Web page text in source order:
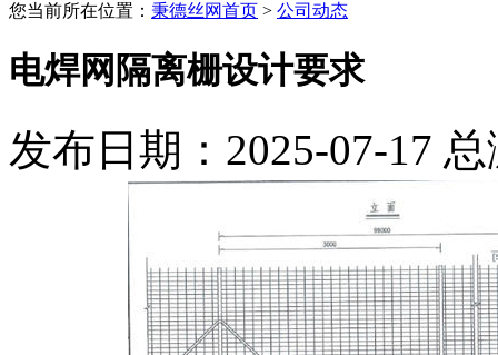
您当前所在位置： 秉德丝网首页 > 公司动态
电焊网隔离栅设计要求
发布日期：2025-07-17